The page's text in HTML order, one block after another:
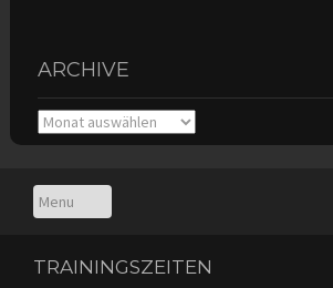
ARCHIVE
Archive
TRAININGSZEITEN